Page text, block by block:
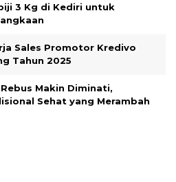
3 Kg di Kediri untuk
Sales Promotor Kredivo
Tahun 2025
Makin Diminati,
Sehat yang Merambah